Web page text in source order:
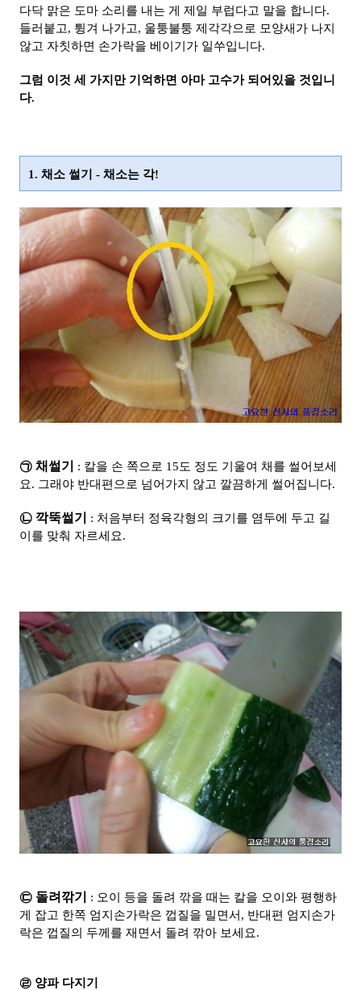
다닥 맑은 도마 소리를 내는 게 제일 부럽다고 말을 합니다.
들러붙고, 튕겨 나가고, 울퉁불퉁 제각각으로 모양새가 나지
않고 자칫하면 손가락을 베이기가 일쑤입니다.
그럼 이것 세 가지만 기억하면 아마 고수가 되어있을 것입니
다.
1. 채소 썰기 - 채소는 각!
㉠ 채썰기
: 칼을 손 쪽으로 15도 정도 기울여 채를 썰어보세
요. 그래야 반대편으로 넘어가지 않고 깔끔하게 썰어집니다.
㉡ 깍뚝썰기
: 처음부터 정육각형의 크기를 염두에 두고 길
이를 맞춰 자르세요.
㉢ 돌려깎기 : 오이 등을 돌려 깎을 때는 칼을 오이와 평행하
게 잡고 한쪽 엄지손가락은 껍질을 밀면서, 반대편 엄지손가
락은 껍질의 두께를 재면서 돌려 깎아 보세요.
㉣ 양파 다지기